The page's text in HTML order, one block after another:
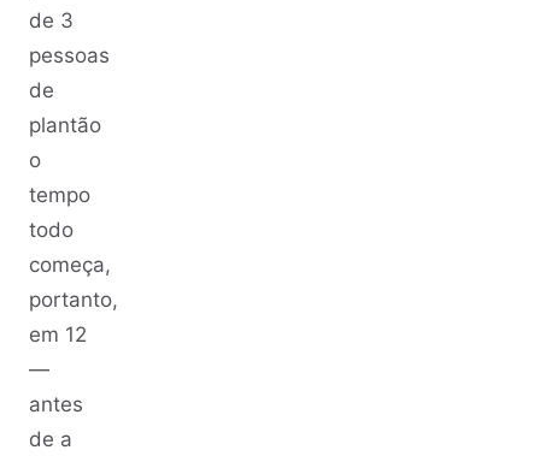
de 3
pessoas
de
plantão
o
tempo
todo
começa,
portanto,
em 12
—
antes
de a